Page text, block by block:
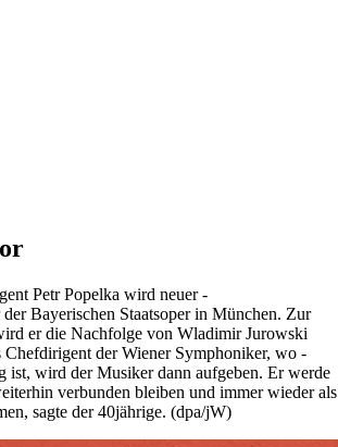
Petr Popelka wird neuer
Bayerischen Staatsoper in München. Zur
er die Nachfolge von Wladimir Jurowski
Chefdirigent der Wiener Symphoniker, wo
ist, wird der Musiker dann aufgeben. Er werde
verbunden bleiben und immer wieder als
sagte der 40jährige. (dpa/jW)